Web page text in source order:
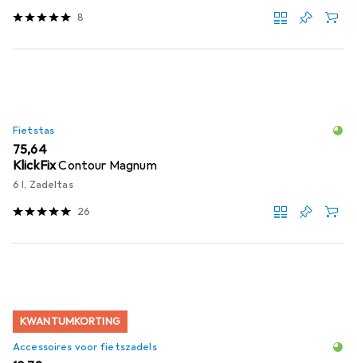
8
Fietstas
EUR
75,64
KlickFixContour Magnum
6 l, Zadeltas
26
KWANTUMKORTING
Accessoires voor fietszadels